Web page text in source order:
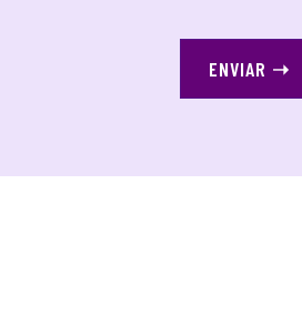
ENVIAR ➝